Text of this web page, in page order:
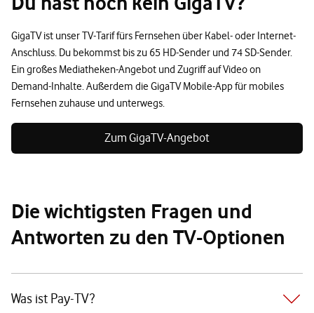
GigaTV ist unser TV-Tarif fürs Fernsehen über Kabel- oder Internet-
Anschluss. Du bekommst bis zu 65 HD-Sender und 74 SD-Sender.
Ein großes Mediatheken-Angebot und Zugriff auf Video on
Demand-Inhalte. Außerdem die GigaTV Mobile-App für mobiles
Fernsehen zuhause und unterwegs.
Zum GigaTV-Angebot
Die wichtigsten Fragen und
Antworten zu den TV-Optionen
Was ist Pay-TV?